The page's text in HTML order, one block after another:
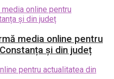
media online pentru
și din județ